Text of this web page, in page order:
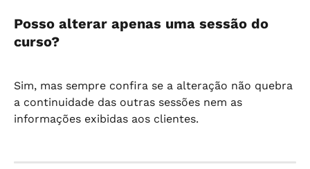
Posso alterar apenas uma sessão do
curso?
Sim, mas sempre confira se a alteração não quebra
a continuidade das outras sessões nem as
informações exibidas aos clientes.